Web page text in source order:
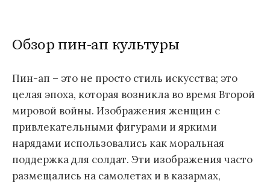
Обзор пин-ап культуры
Пин-ап – это не просто стиль искусства; это
целая эпоха, которая возникла во время Второй
мировой войны. Изображения женщин с
привлекательными фигурами и яркими
нарядами использовались как моральная
поддержка для солдат. Эти изображения часто
размещались на самолетах и в казармах,